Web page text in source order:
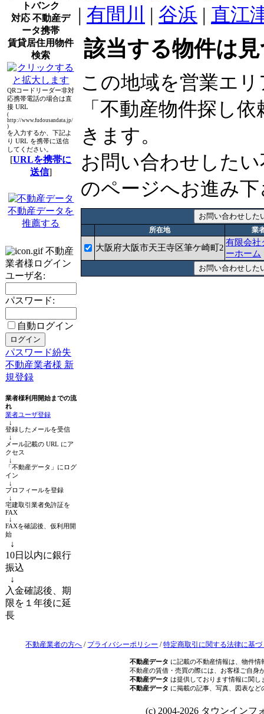
トバンク
対応 不動産デ
ータ携帯
賃貸居住用物件
検索
QRコードリーダー非対
応携帯電話の場合は直
接 URL
(
http://www.fudousandata.jp/
)
を入力するか、下記よ
り URL を携帯に送信
してください。
[URLを携帯に
送信]
不動産データを
推薦する
不動産
業者様ログイン
ユーザ名:
パスワード:
自動ログイン
パスワード紛失
不動産業者様 新
規登録
業者様利用開始までの流
れ
業者ユーザ登録
↓
登録したメールを受信
↓
メール記載の URL にア
クセス
↓
「不動産データ」にログ
イン
↓
プロフィールを登録
↓
宅建取引業者免許証を
FAX
↓
FAXを確認後、仮利用開
始
↓
10日以内に銀行
振込
↓
入金確認後、期
限を１年後に延
長
| 有間川 | 谷浜 | 直江
該当する物件は
この地域を営業エ
「不動産物件探し
きます。
お問い合わせした
のページへお進み
所在地 業
大阪府大阪市天王寺区筆ケ崎町2
有限会社
ーホーム
不動産業者の方へ / プライバシーポリシー /特定商取引に関する法律に基
不動産データ に記載の不動産情報は、物件
不動産の賃借・売買の際には、お客様ご自身
不動産データ は提供しております情報に関し
不動産データ に掲載の記事、写真、図表な
(c) 2004-2026 タウンインフ